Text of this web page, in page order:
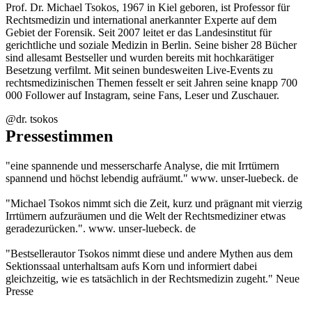
Prof. Dr. Michael Tsokos, 1967 in Kiel geboren, ist Professor für
Rechtsmedizin und international anerkannter Experte auf dem
Gebiet der Forensik. Seit 2007 leitet er das Landesinstitut für
gerichtliche und soziale Medizin in Berlin. Seine bisher 28 Bücher
sind allesamt Bestseller und wurden bereits mit hochkarätiger
Besetzung verfilmt. Mit seinen bundesweiten Live-Events zu
rechtsmedizinischen Themen fesselt er seit Jahren seine knapp 700
000 Follower auf Instagram, seine Fans, Leser und Zuschauer.
@dr. tsokos
Pressestimmen
"eine spannende und messerscharfe Analyse, die mit Irrtümern
spannend und höchst lebendig aufräumt." www. unser-luebeck. de
"Michael Tsokos nimmt sich die Zeit, kurz und prägnant mit vierzig
Irrtümern aufzuräumen und die Welt der Rechtsmediziner etwas
geradezurücken.". www. unser-luebeck. de
"Bestsellerautor Tsokos nimmt diese und andere Mythen aus dem
Sektionssaal unterhaltsam aufs Korn und informiert dabei
gleichzeitig, wie es tatsächlich in der Rechtsmedizin zugeht." Neue
Presse